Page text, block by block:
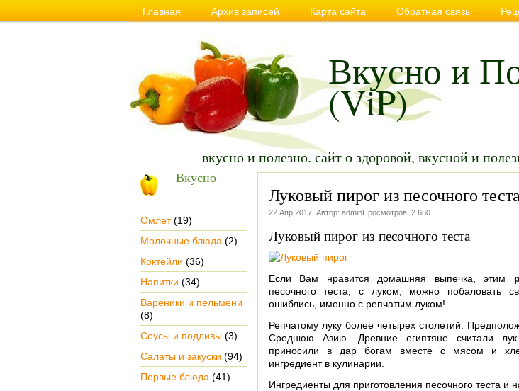
Главная Архив записей Карта сайта Обратная связь
Вкусно и
(ViP)
вкусно и полезно. сайт о здоровой, вкусной и
Вкусно
Омлет(19)
Молочные блюда (2)
Коктейли (36)
Напитки (34)
Вареники и пельмени
(8)
Соусы и подливы(3)
Салаты и закуски (94)
Первые блюда (41)
Луковый пирог из песочного
22 Апр 2017, Автор: adminПросмотров: 2 660
Луковый пирог из песочного теста
Если Вам нравится домашняя выпечка, этим
песочного теста, с луком, можно побаловать
ошиблись, именно с репчатым луком!
Репчатому луку более четырех столетий.
Среднюю Азию. Древние египтяне считали
приносили в дар богам вместе с мясом и
ингредиент в кулинарии.
Ингредиенты для приготовления песочного теста и